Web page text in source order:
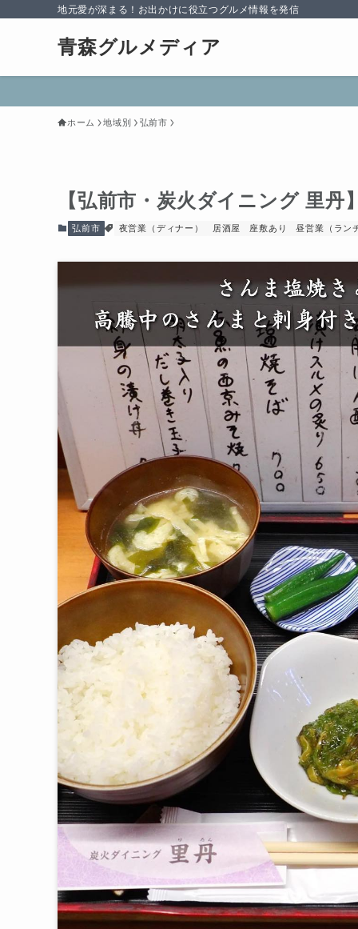
地元愛が深まる！お出かけに役立つグルメ情報を発信
青森グルメディア
ホーム 地域別 弘前市
【弘前市・炭火ダイニング 里
弘前市 夜営業（ディナー） 居酒屋 座敷あり 昼営業（ラン